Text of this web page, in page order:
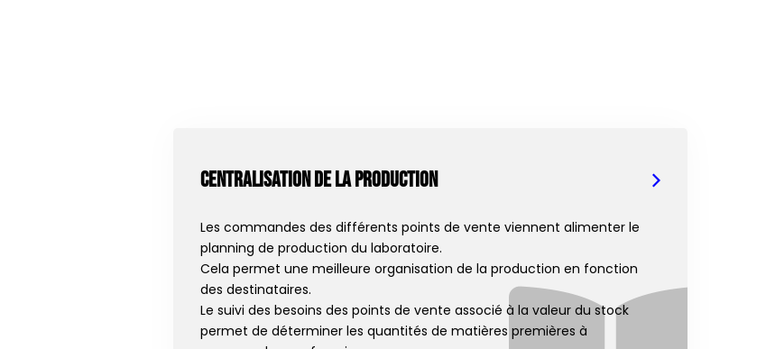
Centralisation de la production
Les commandes des différents points de vente viennent alimenter le
planning de production du laboratoire.
Cela permet une meilleure organisation de la production en fonction
des destinataires.
Le suivi des besoins des points de vente associé à la valeur du stock
permet de déterminer les quantités de matières premières à